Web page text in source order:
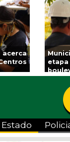
primera
en el
Estado